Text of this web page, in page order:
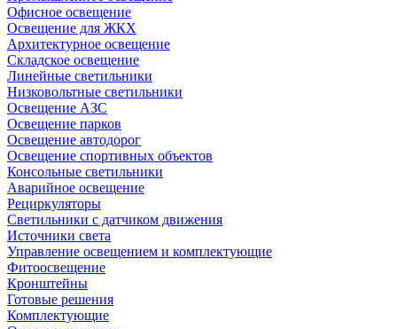
Офисное освещение
Освещение для ЖКХ
Архитектурное освещение
Складское освещение
Линейные светильники
Низковольтные светильники
Освещение АЗС
Освещение парков
Освещение автодорог
Освещение спортивных объектов
Консольные светильники
Аварийное освещение
Рециркуляторы
Светильники с датчиком движения
Источники света
Управление освещением и комплектующие
Фитоосвещение
Кронштейны
Готовые решения
Комплектующие